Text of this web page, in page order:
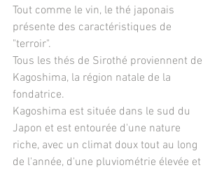
Tout comme le vin, le thé japonais
présente des caractéristiques de
"terroir".
Tous les thés de Sirothé proviennent de
Kagoshima, la région natale de la
fondatrice.
Kagoshima est située dans le sud du
Japon et est entourée d'une nature
riche, avec un climat doux tout au long
de l'année, d'une pluviométrie élevée et